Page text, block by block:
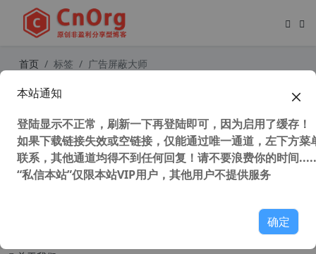
首页 标签 广告屏蔽大师
Internet Explorer(IE)免费Adblock广
式版
本站通知
登陆显示不正常，刷新一下再登陆即可，因为启用了缓存！
如果下载链接失效或空链接，仅能通过唯一通道，左下方菜
联系，其他通道均得不到任何回复！请不要浪费你的时间
“私信本站”仅限本站VIP用户，其他用户不提供服务
确定